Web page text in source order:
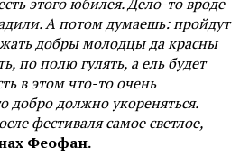
А потом думаешь: пройдут
добры молодцы да красны
по полю гулять, а ель будет
в этом что-то очень
добро должно укореняться.
фестиваля самое светлое, —
Феофан.